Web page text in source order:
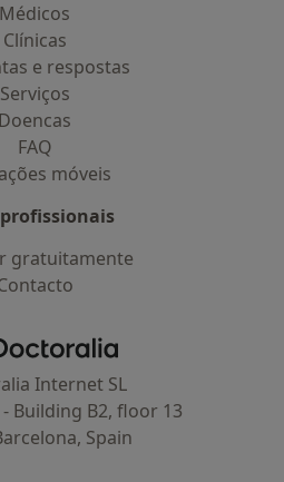
Médicos
Clínicas
e respostas
Serviços
Doencas
FAQ
móveis
gratuitamente
Doctoralia - Homepage
Internet SL
- Building B2, floor 13
Spain